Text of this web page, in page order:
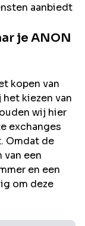
aanbiedt
je ANON
kopen van
kiezen van
wij hier
exchanges
Omdat de
van een
en een
om deze